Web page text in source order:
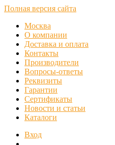
Полная версия сайта
Москва
О компании
Доставка и оплата
Контакты
Производители
Вопросы-ответы
Реквизиты
Гарантии
Сертификаты
Новости и статьи
Каталоги
Вход